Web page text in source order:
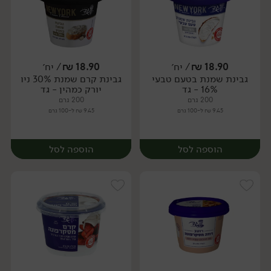
יח׳ יח׳
18.90
₪/ יח׳
גבינת שמנת בטעם טבעי
16% - גד
200 גרם
9.45 ₪ ל-100 גרם
הוספה לסל
18.90
₪/ יח׳
גבינת קרם שמנת 30% ניו
יורק כמהין - גד
200 גרם
9.45 ₪ ל-100 גרם
הוספה לסל